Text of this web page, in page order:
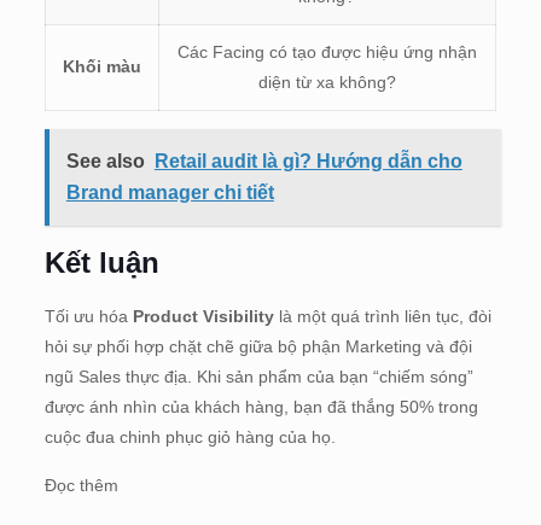
Khối màu
Các Facing có tạo được hiệu ứng nhận
diện từ xa không?
See also
Retail audit là gì? Hướng dẫn cho
Brand manager chi tiết
Kết luận
Tối ưu hóa Product Visibilitylà một quá trình liên tục, đòi
hỏi sự phối hợp chặt chẽ giữa bộ phận Marketing và đội
ngũ Sales thực địa. Khi sản phẩm của bạn “chiếm sóng”
được ánh nhìn của khách hàng, bạn đã thắng 50% trong
cuộc đua chinh phục giỏ hàng của họ.
Đọc thêm